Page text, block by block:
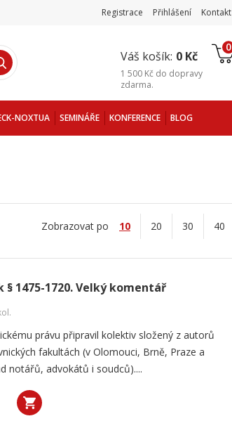
Registrace Přihlášení Kontakt
Váš košík: 0 Kč
0
1 500 Kč do dopravy
zdarma.
NOXTUA SEMINÁŘE KONFERENCE BLOG
Zobrazovat po 10 20 30 40
§ 1475-1720. Velký komentář
právu připravil kolektiv složený z autorů
fakultách (v Olomouci, Brně, Praze a
notářů, advokátů i soudců)....